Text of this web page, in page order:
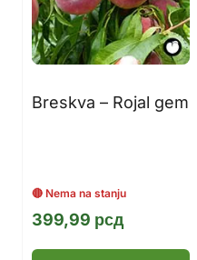
Breskva – Rojal gem
399,99 рсд